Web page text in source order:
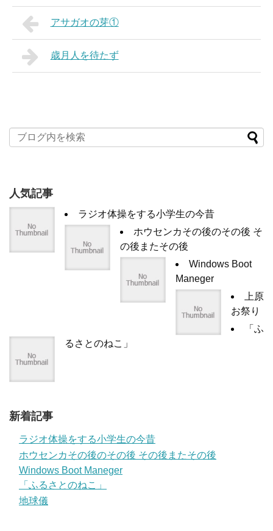
アサガオの芽①
歳月人を待たず
人気記事
ラジオ体操をする小学生の今昔
ホウセンカその後のその後 そ
の後またその後
Windows Boot
Maneger
上原
お祭り
「ふ
るさとのねこ」
新着記事
ラジオ体操をする小学生の今昔
ホウセンカその後のその後 その後またその後
Windows Boot Maneger
「ふるさとのねこ」
地球儀